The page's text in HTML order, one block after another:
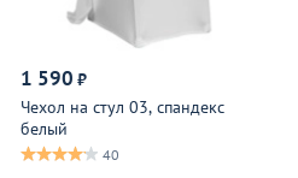
1 590 ₽
Чехол на стул 03, спандекс
белый
40